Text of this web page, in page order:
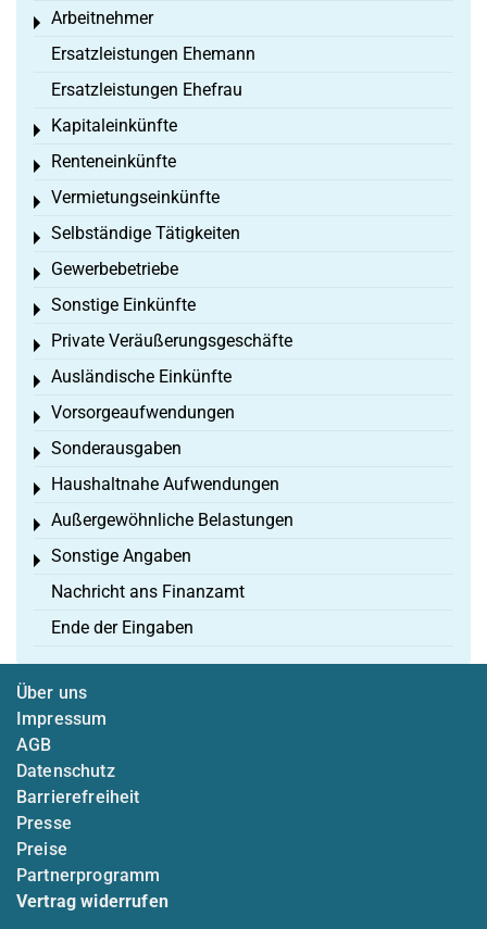
Arbeitnehmer
Toggle menu
Ersatzleistungen Ehemann
Ersatzleistungen Ehefrau
Kapitaleinkünfte
Toggle menu
Renteneinkünfte
Toggle menu
Vermietungseinkünfte
Toggle menu
Selbständige Tätigkeiten
Toggle menu
Gewerbebetriebe
Toggle menu
Sonstige Einkünfte
Toggle menu
Private Veräußerungsgeschäfte
Toggle menu
Ausländische Einkünfte
Toggle menu
Vorsorgeaufwendungen
Toggle menu
Sonderausgaben
Toggle menu
Haushaltnahe Aufwendungen
Toggle menu
Außergewöhnliche Belastungen
Toggle menu
Sonstige Angaben
Toggle menu
Nachricht ans Finanzamt
Ende der Eingaben
Über uns
Impressum
AGB
Datenschutz
Barrierefreiheit
Presse
Preise
Partnerprogramm
Vertrag widerrufen